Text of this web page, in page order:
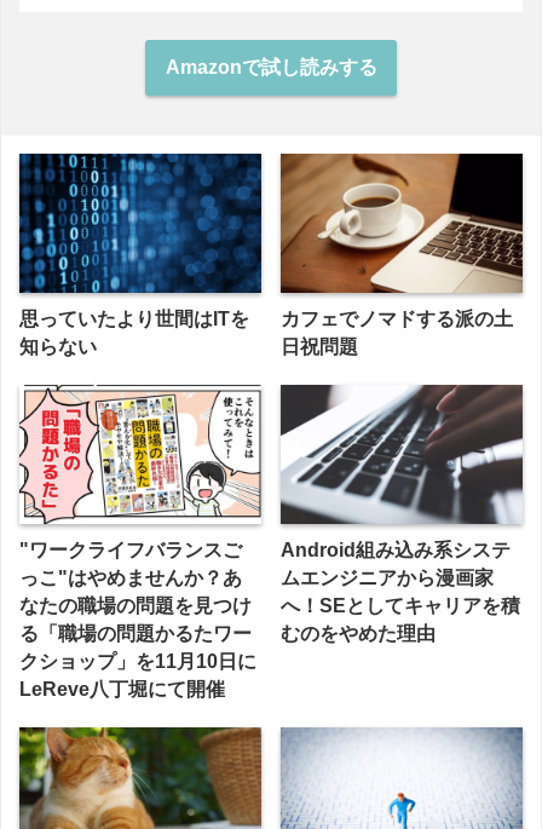
Amazonで試し読みする
思っていたより世間はITを
知らない
カフェでノマドする派の土
日祝問題
"ワークライフバランスご
っこ"はやめませんか？あ
なたの職場の問題を見つけ
る「職場の問題かるたワー
クショップ」を11月10日に
LeReve八丁堀にて開催
Android組み込み系システ
ムエンジニアから漫画家
へ！SEとしてキャリアを積
むのをやめた理由